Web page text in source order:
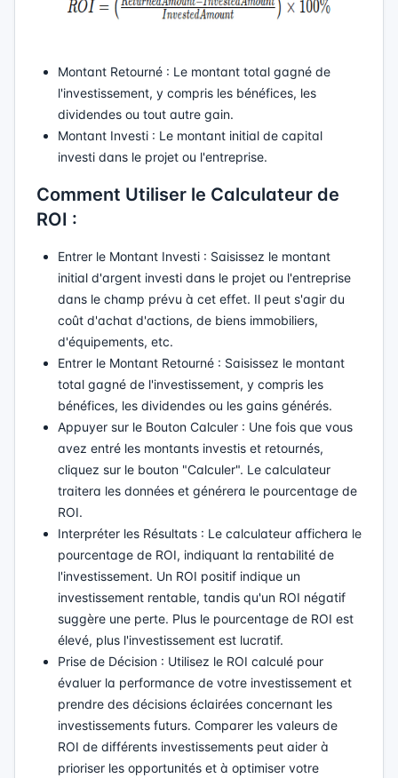
Montant Retourné : Le montant total gagné de
l'investissement, y compris les bénéfices, les
dividendes ou tout autre gain.
Montant Investi : Le montant initial de capital
investi dans le projet ou l'entreprise.
Comment Utiliser le Calculateur de
ROI :
Entrer le Montant Investi : Saisissez le montant
initial d'argent investi dans le projet ou l'entreprise
dans le champ prévu à cet effet. Il peut s'agir du
coût d'achat d'actions, de biens immobiliers,
d'équipements, etc.
Entrer le Montant Retourné : Saisissez le montant
total gagné de l'investissement, y compris les
bénéfices, les dividendes ou les gains générés.
Appuyer sur le Bouton Calculer : Une fois que vous
avez entré les montants investis et retournés,
cliquez sur le bouton "Calculer". Le calculateur
traitera les données et générera le pourcentage de
ROI.
Interpréter les Résultats : Le calculateur affichera le
pourcentage de ROI, indiquant la rentabilité de
l'investissement. Un ROI positif indique un
investissement rentable, tandis qu'un ROI négatif
suggère une perte. Plus le pourcentage de ROI est
élevé, plus l'investissement est lucratif.
Prise de Décision : Utilisez le ROI calculé pour
évaluer la performance de votre investissement et
prendre des décisions éclairées concernant les
investissements futurs. Comparer les valeurs de
ROI de différents investissements peut aider à
prioriser les opportunités et à optimiser votre